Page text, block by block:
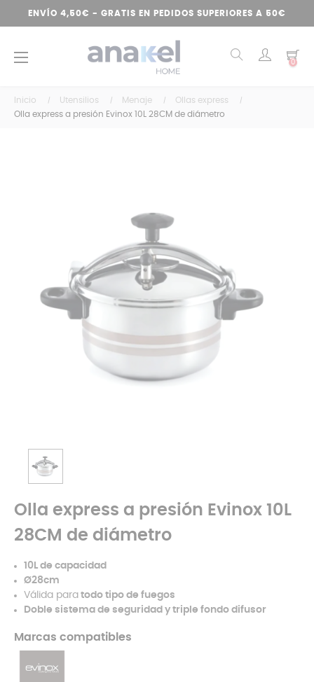
ENVÍO 4,50€ - GRATIS EN PEDIDOS SUPERIORES A 50€
Navegación
☰ 0
Inicio Utensilios Menaje
Ollas express
Olla express a presión Evinox 10L 28CM de diámetro
Olla express a presión Evinox 10L
28CM de diámetro
10L de capacidad
Ø28cm
Válida para todo tipo de fuegos
Doble sistema de seguridad y triple fondo difusor
Marcas compatibles